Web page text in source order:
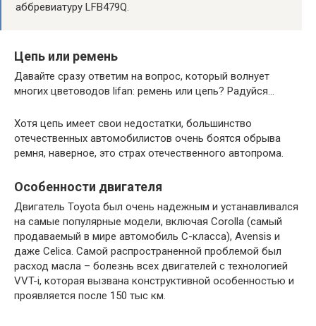
аббревиатуру LFB479Q.
Цепь или ремень
Давайте сразу ответим на вопрос, который волнует
многих цветоводов lifan: ремень или цепь? Радуйся…
Хотя цепь имеет свои недостатки, большинство
отечественных автомобилистов очень боятся обрыва
ремня, наверное, это страх отечественного автопрома.
Особенности двигателя
Двигатель Toyota был очень надежным и устанавливался
на самые популярные модели, включая Corolla (самый
продаваемый в мире автомобиль С-класса), Avensis и
даже Celica. Самой распространенной проблемой был
расход масла – болезнь всех двигателей с технологией
VVT-i, которая вызвана конструктивной особенностью и
проявляется после 150 тыс км.